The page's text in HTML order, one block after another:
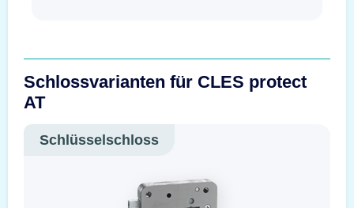
Schlossvarianten für CLES protect
AT
Schlüsselschloss